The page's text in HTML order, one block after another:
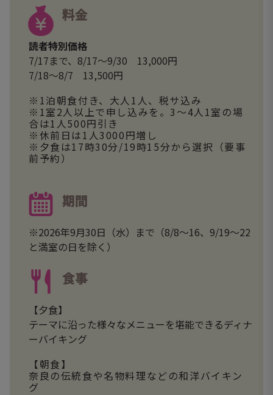
料金
読者特別価格
7/17まで、8/17～9/30 13,000円
7/18～8/7 13,500円
※1泊朝食付き、大人1人、税サ込み
※1室2人以上で申し込みを。3～4人1室の場
合は1人500円引き
※休前日は1人3000円増し
※夕食は17時30分/19時15分から選択（要事
前予約）
期間
※2026年9月30日（水）まで（8/8～16、9/19～22
と満室の日を除く）
食事
【夕食】
テーマに沿った様々なメニューを堪能できるディナ
ーバイキング
【朝食】
奈良の伝統食や名物料理などの和洋バイキン
グ